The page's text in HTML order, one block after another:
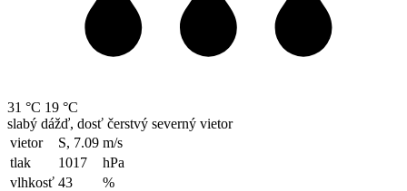
31 °C 19 °C
slabý dážď, dosť čerstvý severný vietor
vietor
S, 7.09 m/s
tlak
1017
hPa
vlhkosť 43
%